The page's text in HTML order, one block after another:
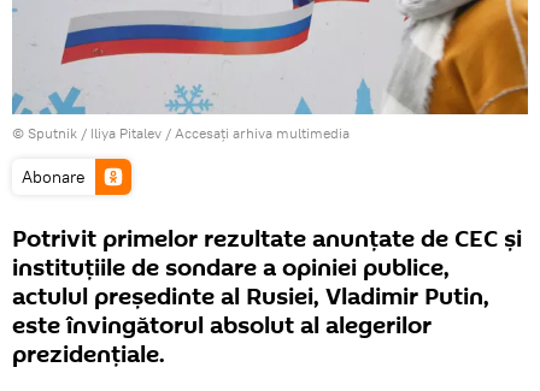
© Sputnik / Iliya Pitalev / Accesați arhiva multimedia
Abonare
Potrivit primelor rezultate anunțate de CEC și
instituțiile de sondare a opiniei publice,
actulul președinte al Rusiei, Vladimir Putin,
este învingătorul absolut al alegerilor
prezidențiale.